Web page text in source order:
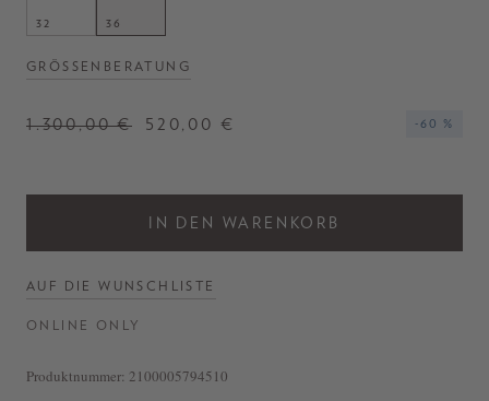
32 36
GRÖSSENBERATUNG
1.300,00 € 520,00 € -60 %
IN DEN WARENKORB
AUF DIE WUNSCHLISTE
ONLINE ONLY
Produktnummer: 2100005794510